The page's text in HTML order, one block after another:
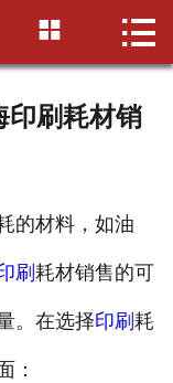
首页
设备展示
系我们
 
印刷耗材销
的材料，如油
刷 耗材销售的可
。在选择印刷 耗
：